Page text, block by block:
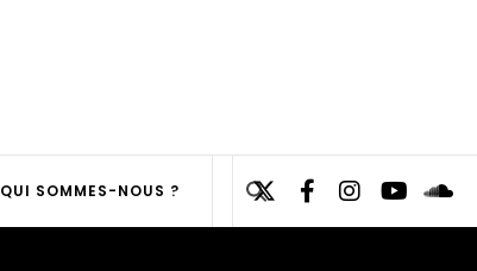
QUI SOMMES-NOUS ? Search
for: